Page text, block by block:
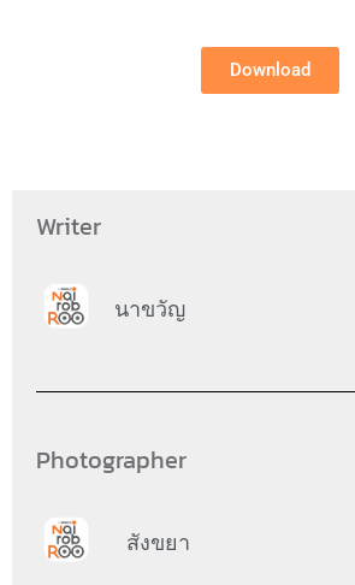
Download
Writer
นาขวัญ
Photographer
สังขยา